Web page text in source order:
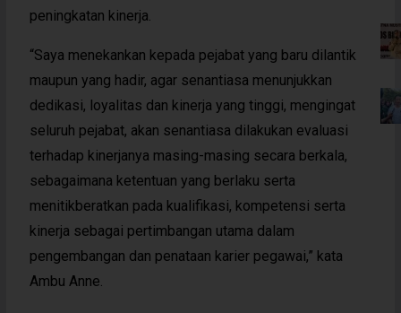
peningkatan kinerja.
“Saya menekankan kepada pejabat yang baru dilantik
maupun yang hadir, agar senantiasa menunjukkan
dedikasi, loyalitas dan kinerja yang tinggi, mengingat
seluruh pejabat, akan senantiasa dilakukan evaluasi
terhadap kinerjanya masing-masing secara berkala,
sebagaimana ketentuan yang berlaku serta
menitikberatkan pada kualifikasi, kompetensi serta
kinerja sebagai pertimbangan utama dalam
pengembangan dan penataan karier pegawai,” kata
Ambu Anne.